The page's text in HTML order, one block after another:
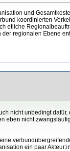
und
koordinierten
etliche
regionalen Ebene
nicht unbedingt
eben nicht
ein paar